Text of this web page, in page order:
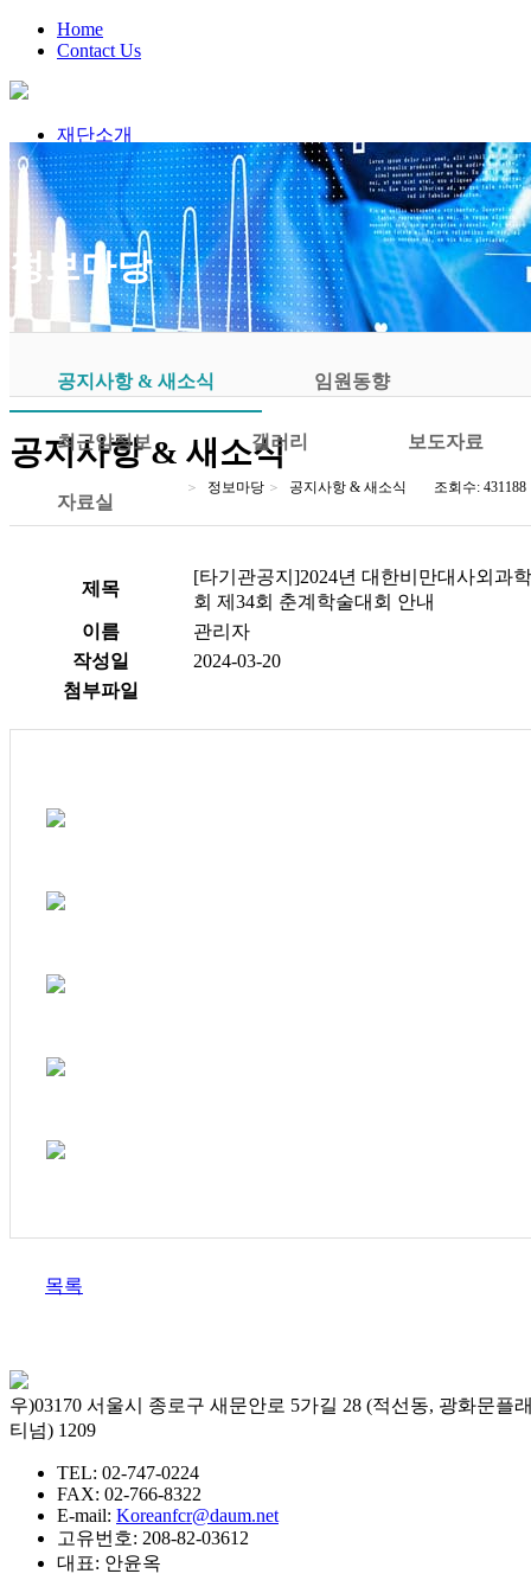
Home
Contact Us
재단소개
암연구지원
암연구 박사학위논문상
서울국제암심포지엄
김진복암연구상
정보마당
참여마당
정보마당
공지사항 & 새소식 임원동향
최근암정보 갤러리 보도자료
자료실
공지사항 & 새소식
정보마당 공지사항 & 새소식 조회수: 431188
제목
[타기관공지]2024년 대한비만대사외과학
회 제34회 춘계학술대회 안내
이름
관리자
작성일
2024-03-20
첨부파일
목록
우)03170 서울시 종로구 새문안로 5가길 28 (적선동, 광화문플
티넘) 1209
TEL: 02-747-0224
FAX: 02-766-8322
E-mail: Koreanfcr@daum.net
고유번호: 208-82-03612
대표: 안윤옥